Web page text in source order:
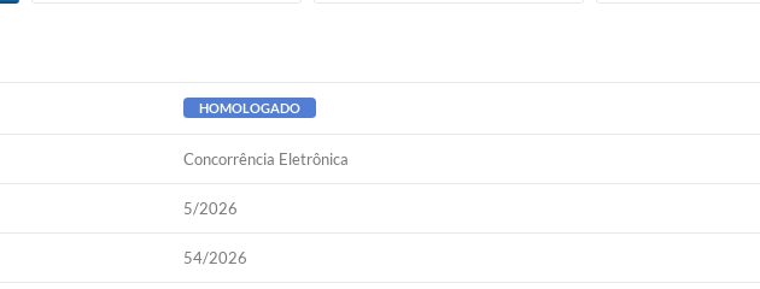
HOMOLOGADO
Concorrência Eletrônica
5/2026
54/2026